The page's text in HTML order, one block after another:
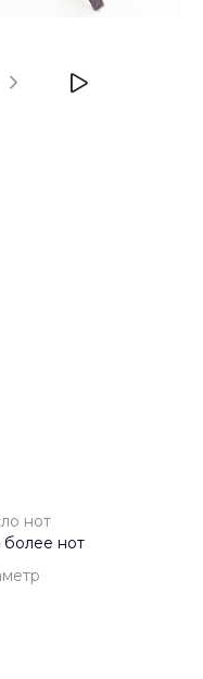
нот
более нот